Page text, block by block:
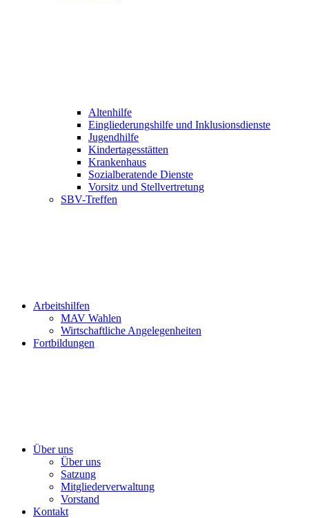
Altenhilfe
Eingliederungshilfe und Inklusionsdienste
Jugendhilfe
Kindertagesstätten
Krankenhaus
Sozialberatende Dienste
Vorsitz und Stellvertretung
SBV-Treffen
Arbeitshilfen
MAV Wahlen
Wirtschaftliche Angelegenheiten
Fortbildungen
Über uns
Über uns
Satzung
Mitgliederverwaltung
Vorstand
Kontakt